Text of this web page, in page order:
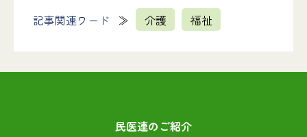
記事関連ワード 介護 福祉
民医連のご紹介